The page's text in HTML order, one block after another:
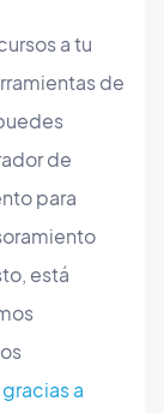
a tu
de
de
para
está
a